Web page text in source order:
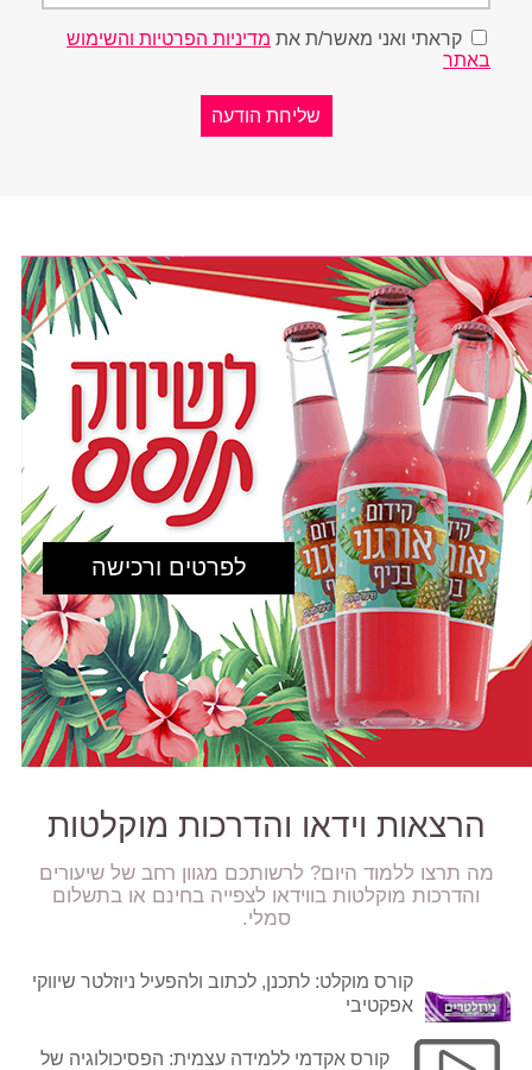
קראתי ואני מאשר/ת את מדיניות הפרטיות והשימוש
באתר
לפרטים ורכישה
הרצאות וידאו והדרכות מוקלטות
מה תרצו ללמוד היום? לרשותכם מגוון רחב של שיעורים
והדרכות מוקלטות בווידאו לצפייה בחינם או בתשלום
סמלי.
קורס מוקלט: לתכנן, לכתוב ולהפעיל ניוזלטר שיווקי
אפקטיבי
קורס אקדמי ללמידה עצמית: הפסיכולוגיה של